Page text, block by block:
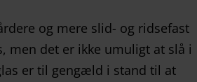
og mere slid- og ridsefast
men det er ikke umuligt at slå i
er til gengæld i stand til at